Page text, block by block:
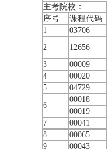
主考院校：
序号
课程代码
1
03706
2
12656
3
00009
4
00020
5
04729
6
00018
00019
7
00041
8
00065
9
00043